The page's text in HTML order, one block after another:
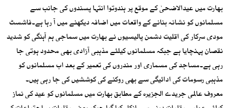
بھارت میں عیدالاضحیٰ کے موقع پر ہندوتوا انتہا پسندوں کی جانب سے
مسلمانوں کو نشانہ بنانے کے واقعات میں اضافہ دیکھنے میں آ رہا ہے۔فاشسٹ
مودی سرکار کی اقلیت دشمن پالیسیوں نے بھارت میں سماجی ہم آہنگی کو شدید
نقصان پہنچایا ہے جبکہ مسلمانوں کیلئے مذہبی آزادی بھی محدود ہوتی جا
رہی ہے۔مساجد کی مسماری اور مندروں کی تعمیر کے بعد اب مسلمانوں کو
مذہبی رسومات کی ادائیگی سے بھی روکنے کی کوششیں کی جا رہی ہیں۔
معروف عالمی جریدے الجزیرہ کے مطابق بھارت میں مسلمانوں کو عید کی نماز